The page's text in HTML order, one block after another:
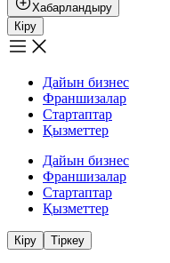
Хабарландыру
Кіру
Дайын бизнес
Франшизалар
Стартаптар
Қызметтер
Дайын бизнес
Франшизалар
Стартаптар
Қызметтер
Кіру Тіркеу